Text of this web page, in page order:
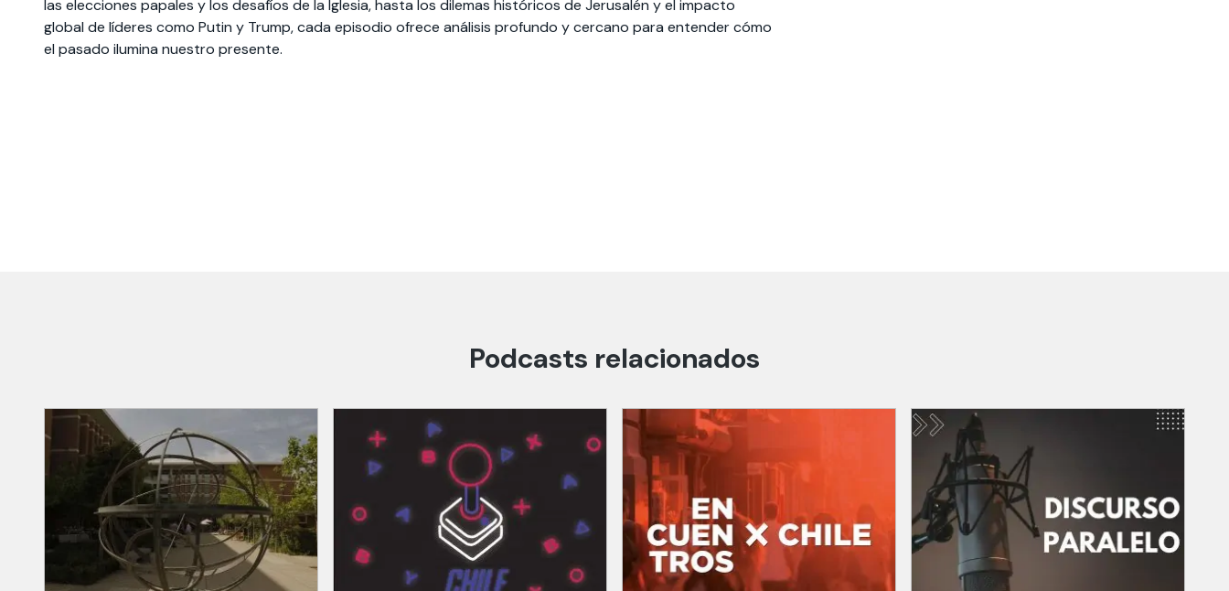
Te puede interesar:International students
Te puede interesar:Explora el campus Uandes
las elecciones papales y los desafíos de la Iglesia, hasta los dilemas históricos de Jerusalén y el impacto
global de líderes como Putin y Trump, cada episodio ofrece análisis profundo y cercano para entender cómo
el pasado ilumina nuestro presente.
Podcasts relacionados